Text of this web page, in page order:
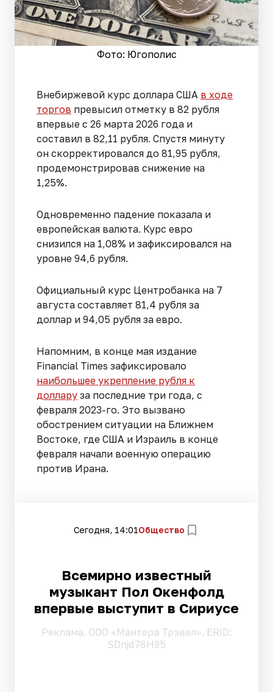
Фото: Югополис
Внебиржевой курс доллара США в ходе
торгов превысил отметку в 82 рубля
впервые с 26 марта 2026 года и
составил в 82,11 рубля. Спустя минуту
он скорректировался до 81,95 рубля,
продемонстрировав снижение на
1,25%.
Одновременно падение показала и
европейская валюта. Курс евро
снизился на 1,08% и зафиксировался на
уровне 94,6 рубля.
Официальный курс Центробанка на 7
августа составляет 81,4 рубля за
доллар и 94,05 рубля за евро.
Напомним, в конце мая издание
Financial Times зафиксировало
наибольшее укрепление рубля к
доллару за последние три года, с
февраля 2023-го. Это вызвано
обострением ситуации на Ближнем
Востоке, где США и Израиль в конце
февраля начали военную операцию
против Ирана.
Сегодня, 14:01Общество
Всемирно известный
музыкант Пол Окенфолд
впервые выступит в Сириусе
Pеклама. ООО «Мантера Трэвел». ERID:
SDnjd78H95